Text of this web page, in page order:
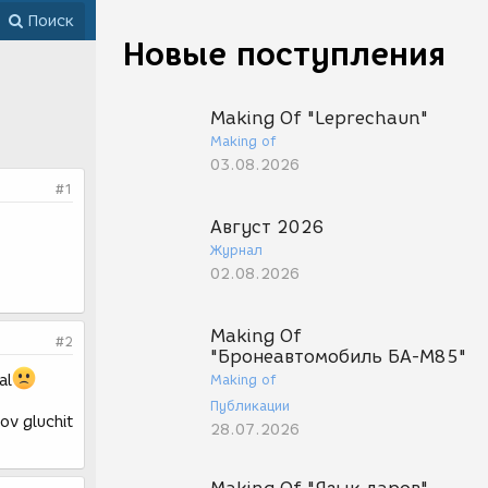
Новые поступления
Making Of "Leprechaun"
Making of
03.08.2026
Август 2026
Журнал
02.08.2026
Making Of
"Бронеавтомобиль БА-М85"
Making of
Публикации
28.07.2026
Поиск
#1
#2
gluchit